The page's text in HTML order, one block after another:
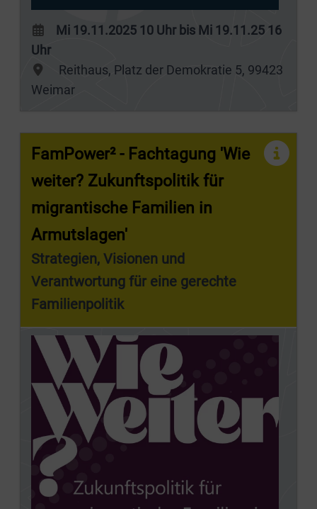
Mi 19.11.2025 10 Uhr bis Mi 19.11.25 16
Uhr
Reithaus, Platz der Demokratie 5, 99423
Weimar
FamPower² - Fachtagung 'Wie
weiter? Zukunftspolitik für
migrantische Familien in
Armutslagen'
Strategien, Visionen und
Verantwortung für eine gerechte
Familienpolitik